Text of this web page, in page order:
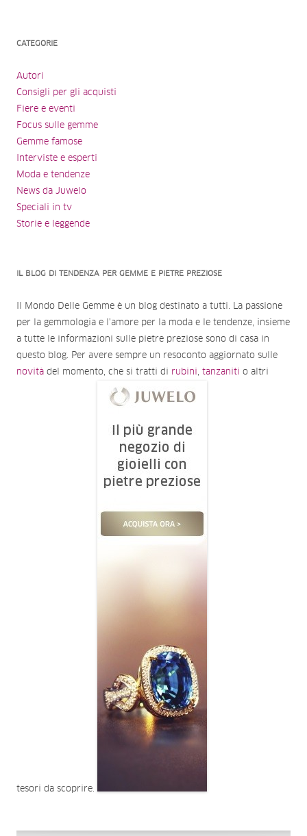
CATEGORIE
Autori
Consigli per gli acquisti
Fiere e eventi
Focus sulle gemme
Gemme famose
Interviste e esperti
Moda e tendenze
News da Juwelo
Speciali in tv
Storie e leggende
IL BLOG DI TENDENZA PER GEMME E PIETRE PREZIOSE
Il Mondo Delle Gemme è un blog destinato a tutti. La passione
per la gemmologia e l'amore per la moda e le tendenze, insieme
a tutte le informazioni sulle pietre preziose sono di casa in
questo blog. Per avere sempre un resoconto aggiornato sulle
novità del momento, che si tratti di rubini, tanzaniti o altri
tesori da scoprire.